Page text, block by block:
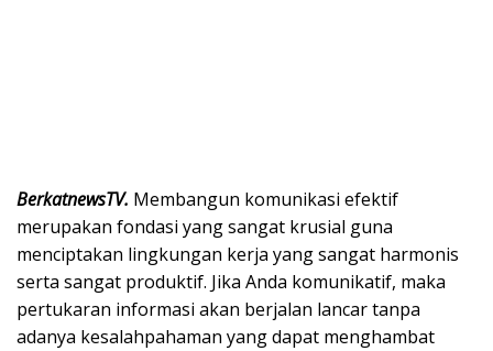
BerkatnewsTV. Membangun komunikasi efektif
merupakan fondasi yang sangat krusial guna
menciptakan lingkungan kerja yang sangat harmonis
serta sangat produktif. Jika Anda komunikatif, maka
pertukaran informasi akan berjalan lancar tanpa
adanya kesalahpahaman yang dapat menghambat